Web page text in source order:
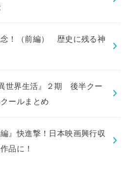
念！（前編） 歴史に残る神
世界生活』２期 後半クー
ールまとめ
』快進撃！日本映画興行収
品に！